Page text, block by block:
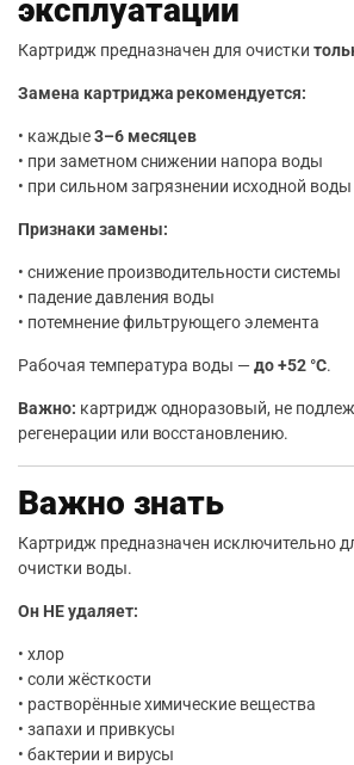
эксплуатации
Картридж предназначен для очистки
Замена картриджа рекомендуется:
• каждые3–6 месяцев
• при заметном снижении напора воды
• при сильном загрязнении исходной
Признаки замены:
• снижение производительности системы
• падение давления воды
• потемнение фильтрующего элемента
Рабочая температура воды —до +52 °C.
Важно: картридж одноразовый, не
регенерации или восстановлению.
Важно знать
Картридж предназначен исключительно
очистки воды.
Он НЕ удаляет:
• хлор
• соли жёсткости
• растворённые химические вещества
• запахи и привкусы
• бактерии и вирусы